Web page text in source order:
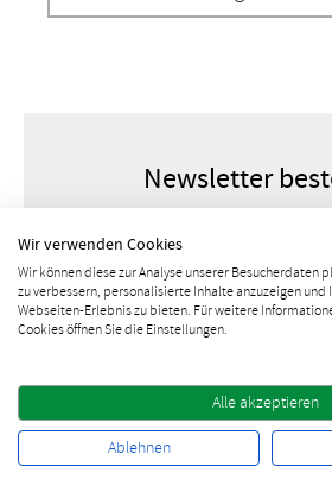
Newsletter
Wir verwenden Cookies
Wir können diese zur Analyse unserer Besucherdaten
zu verbessern, personalisierte Inhalte anzuzeigen und
Webseiten-Erlebnis zu bieten. Für weitere
Cookies öffnen Sie die Einstellungen.
Alle akzeptieren
Ablehnen